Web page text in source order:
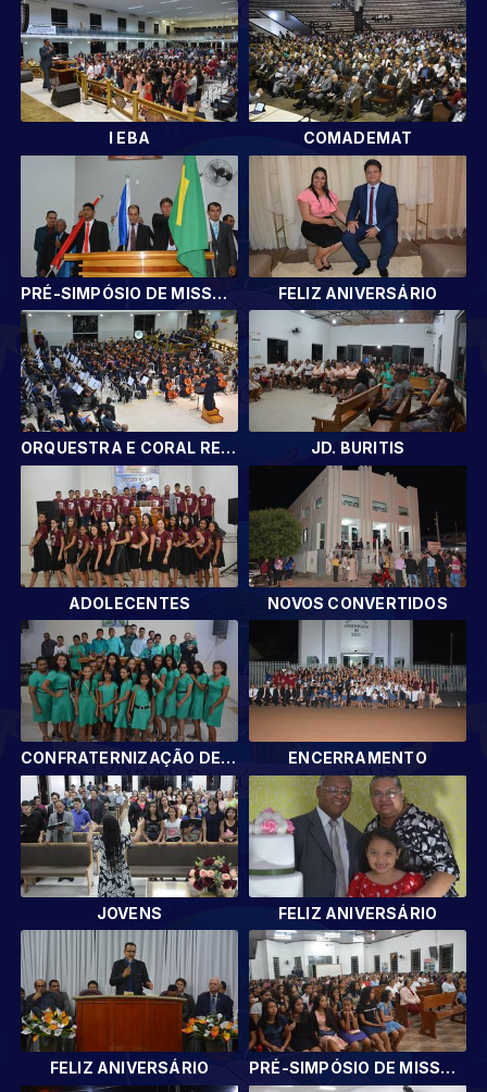
I EBA COMADEMAT
PRÉ-SIMPÓSIO DE MISSÕES FELIZ ANIVERSÁRIO
ORQUESTRA E CORAL REGIONAL JD. BURITIS
ADOLECENTES NOVOS CONVERTIDOS
CONFRATERNIZAÇÃO DE ADOLESCENTES ENCERRAMENTO
JOVENS FELIZ ANIVERSÁRIO
FELIZ ANIVERSÁRIO PRÉ-SIMPÓSIO DE MISSÕES